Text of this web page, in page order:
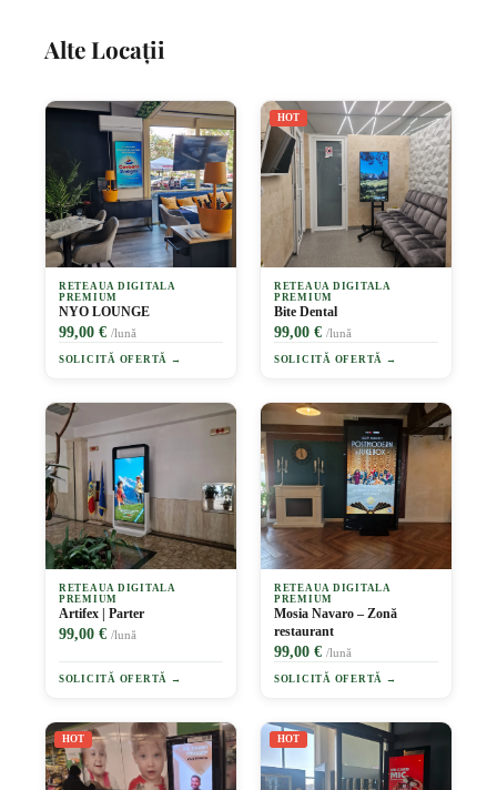
Alte Locații
RETEAUA DIGITALA
PREMIUM
NYO LOUNGE
99,00 € /lună
SOLICITĂ OFERTĂ →
HOT
RETEAUA DIGITALA
PREMIUM
Bite Dental
99,00 € /lună
SOLICITĂ OFERTĂ →
RETEAUA DIGITALA
PREMIUM
Artifex | Parter
99,00 € /lună
SOLICITĂ OFERTĂ →
RETEAUA DIGITALA
PREMIUM
Mosia Navaro – Zonă
restaurant
99,00 € /lună
SOLICITĂ OFERTĂ →
HOT HOT